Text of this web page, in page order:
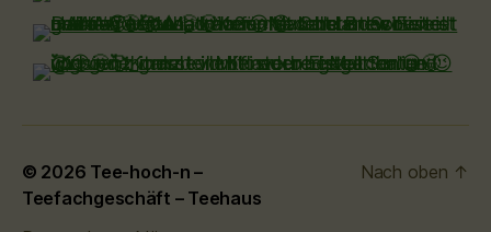
© 2026 Tee-hoch-n –
Teefachgeschäft – Teehaus
Nach oben ↑